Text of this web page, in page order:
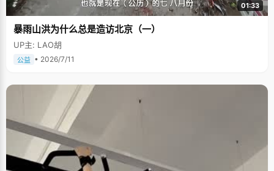
01:33
暴雨山洪为什么总是造访北京（一）
UP主: LAO胡
公益 • 2026/7/11